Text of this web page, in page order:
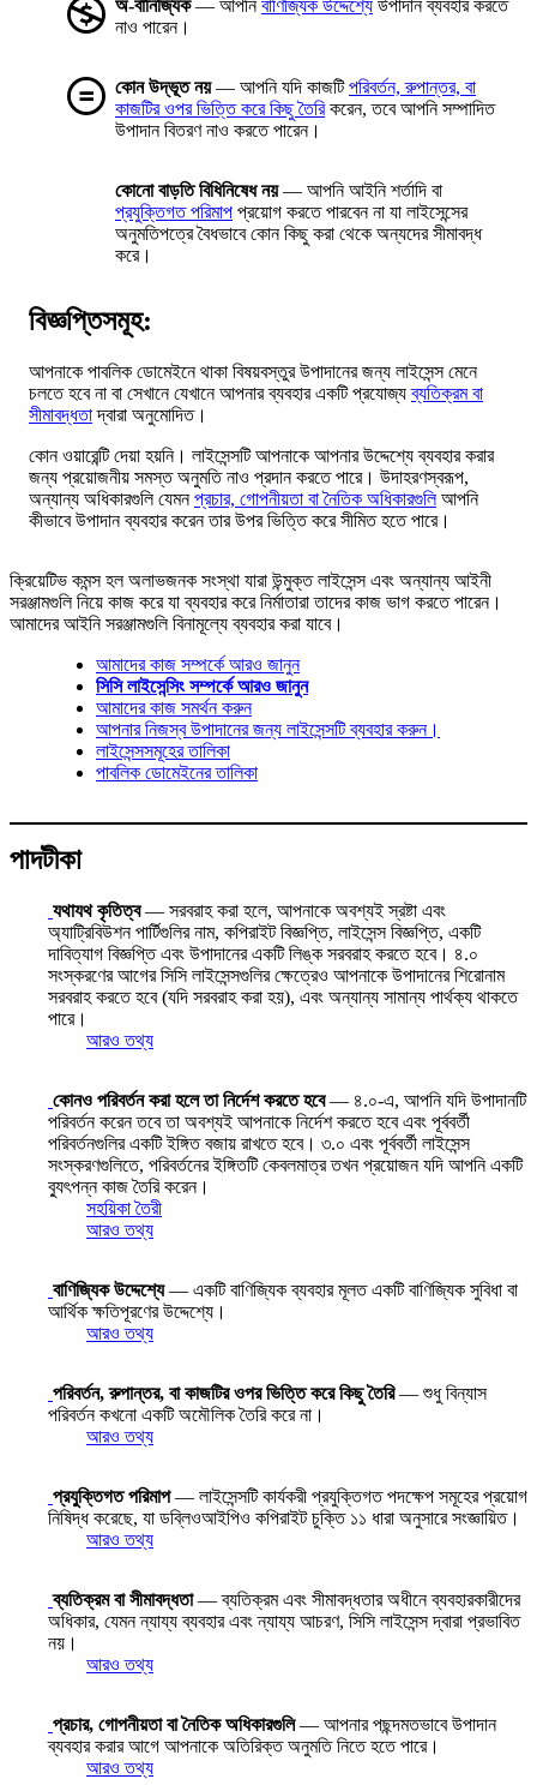
অ-বানিজ্যিক— আপনিবাণিজ্যিক উদ্দেশ্যে উপাদান ব্যবহার করতে
নাও পারেন।
কোন উদ্ভূত নয়— আপনি যদি কাজটিপরিবর্তন, রুপান্তর, বা
কাজটির ওপর ভিত্তি করে কিছু তৈরিকরেন, তবে আপনি সম্পাদিত
উপাদান বিতরণ নাও করতে পারেন।
কোনো বাড়তি বিধিনিষেধ নয়— আপনি আইনি শর্তাদি বা
প্রযুক্তিগত পরিমাপ প্রয়োগ করতে পারবেন না যা লাইসেন্সের
অনুমতিপত্রে বৈধভাবে কোন কিছু করা থেকে অন্যদের সীমাবদ্ধ
করে।
বিজ্ঞপ্তিসমূহ:
আপনাকে পাবলিক ডোমেইনে থাকা বিষয়বস্তুর উপাদানের জন্য লাইসেন্স মেনে
চলতে হবে না বা সেখানে যেখানে আপনার ব্যবহার একটি প্রযোজ্যব্যতিক্রম বা
সীমাবদ্ধতাদ্বারা অনুমোদিত।
কোন ওয়ারেন্টি দেয়া হয়নি। লাইসেন্সটি আপনাকে আপনার উদ্দেশ্যে ব্যবহার করার
জন্য প্রয়োজনীয় সমস্ত অনুমতি নাও প্রদান করতে পারে। উদাহরণস্বরূপ,
অন্যান্য অধিকারগুলি যেমনপ্রচার, গোপনীয়তা বা নৈতিক অধিকারগুলিআপনি
কীভাবে উপাদান ব্যবহার করেন তার উপর ভিত্তি করে সীমিত হতে পারে।
ক্রিয়েটিভ কমন্স হল অলাভজনক সংস্থা যারা উন্মুক্ত লাইসেন্স এবং অন্যান্য আইনী
সরঞ্জামগুলি নিয়ে কাজ করে যা ব্যবহার করে নির্মাতারা তাদের কাজ ভাগ করতে পারেন।
আমাদের আইনি সরঞ্জামগুলি বিনামূল্যে ব্যবহার করা যাবে।
আমাদের কাজ সম্পর্কে আরও জানুন
সিসি লাইসেন্সিং সম্পর্কে আরও জানুন
আমাদের কাজ সমর্থন করুন
আপনার নিজস্ব উপাদানের জন্য লাইসেন্সটি ব্যবহার করুন।
লাইসেন্সসমূহের তালিকা
পাবলিক ডোমেইনের তালিকা
পাদটীকা
যথাযথ কৃতিত্ব— সরবরাহ করা হলে, আপনাকে অবশ্যই স্রষ্টা এবং
অ্যাট্রিবিউশন পার্টিগুলির নাম, কপিরাইট বিজ্ঞপ্তি, লাইসেন্স বিজ্ঞপ্তি, একটি
দাবিত্যাগ বিজ্ঞপ্তি এবং উপাদানের একটি লিঙ্ক সরবরাহ করতে হবে। ৪.০
সংস্করণের আগের সিসি লাইসেন্সগুলির ক্ষেত্রেও আপনাকে উপাদানের শিরোনাম
সরবরাহ করতে হবে (যদি সরবরাহ করা হয়), এবং অন্যান্য সামান্য পার্থক্য থাকতে
পারে।
আরও তথ্য
কোনও পরিবর্তন করা হলে তা নির্দেশ করতে হবে— ৪.০-এ, আপনি যদি উপাদানটি
পরিবর্তন করেন তবে তা অবশ্যই আপনাকে নির্দেশ করতে হবে এবং পূর্ববর্তী
পরিবর্তনগুলির একটি ইঙ্গিত বজায় রাখতে হবে। ৩.০ এবং পূর্ববর্তী লাইসেন্স
সংস্করণগুলিতে, পরিবর্তনের ইঙ্গিতটি কেবলমাত্র তখন প্রয়োজন যদি আপনি একটি
ব্যুৎপন্ন কাজ তৈরি করেন।
সহয়িকা তৈরী
আরও তথ্য
বাণিজ্যিক উদ্দেশ্যে— একটি বাণিজ্যিক ব্যবহার মূলত একটি বাণিজ্যিক সুবিধা বা
আর্থিক ক্ষতিপূরণের উদ্দেশ্যে।
আরও তথ্য
পরিবর্তন, রুপান্তর, বা কাজটির ওপর ভিত্তি করে কিছু তৈরি— শুধু বিন্যাস
পরিবর্তন কখনো একটি অমৌলিক তৈরি করে না।
আরও তথ্য
প্রযুক্তিগত পরিমাপ— লাইসেন্সটি কার্যকরী প্রযুক্তিগত পদক্ষেপ সমূহের প্রয়োগ
নিষিদ্ধ করেছে, যা ডব্লিওআইপিও কপিরাইট চুক্তি ১১ ধারা অনুসারে সংজ্ঞায়িত।
আরও তথ্য
ব্যতিক্রম বা সীমাবদ্ধতা— ব্যতিক্রম এবং সীমাবদ্ধতার অধীনে ব্যবহারকারীদের
অধিকার, যেমন ন্যায্য ব্যবহার এবং ন্যায্য আচরণ, সিসি লাইসেন্স দ্বারা প্রভাবিত
নয়।
আরও তথ্য
প্রচার, গোপনীয়তা বা নৈতিক অধিকারগুলি— আপনার পছন্দমতভাবে উপাদান
ব্যবহার করার আগে আপনাকে অতিরিক্ত অনুমতি নিতে হতে পারে।
আরও তথ্য